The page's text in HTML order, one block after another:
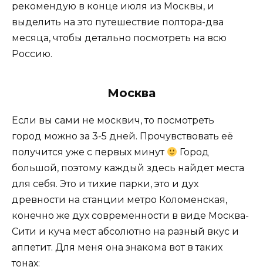
рекомендую в конце июля из Москвы, и
выделить на это путешествие полтора-два
месяца, чтобы детально посмотреть на всю
Россию.
Москва
Если вы сами не москвич, то посмотреть
город можно за 3-5 дней. Прочувствовать её
получится уже с первых минут
Город
большой, поэтому каждый здесь найдет места
для себя. Это и тихие парки, это и дух
древности на станции метро Коломенская,
конечно же дух современности в виде Москва-
Сити и куча мест абсолютно на разный вкус и
аппетит. Для меня она знакома вот в таких
тонах: